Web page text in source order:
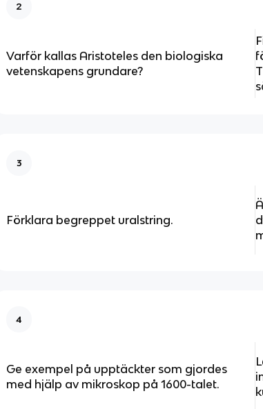
2
Varför kallas Aristoteles den biologiska
vetenskapens grundare?
3
Förklara begreppet uralstring.
4
Ge exempel på upptäckter som gjordes
med hjälp av mikroskop på 1600-talet.